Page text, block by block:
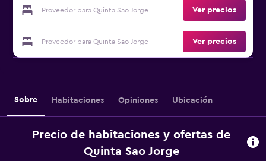
Proveedor para Quinta Sao Jorge Ver precios
Proveedor para Quinta Sao Jorge Ver precios
Sobre Habitaciones Opiniones Ubicación
Precio de habitaciones y ofertas de
Quinta Sao Jorge